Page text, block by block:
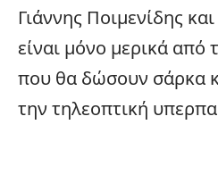
Γιάννης Ποιμενίδης
είναι μόνο μερικά
που θα δώσουν σάρκα
την τηλεοπτική